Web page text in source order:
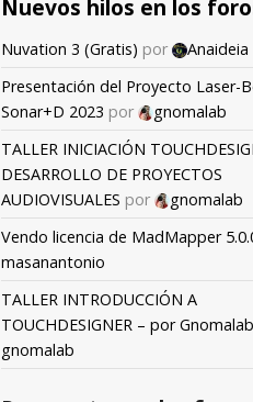
Nuevos hilos en los
Nuvation 3 (Gratis) por
Anaideia
Presentación del Proyecto Laser-
Sonar+D 2023 por
gnomalab
TALLER INICIACIÓN
DESARROLLO DE PROYECTOS
AUDIOVISUALES por
gnomalab
Vendo licencia de MadMapper
masanantonio
TALLER INTRODUCCIÓN A
TOUCHDESIGNER – por Gnomalab
gnomalab